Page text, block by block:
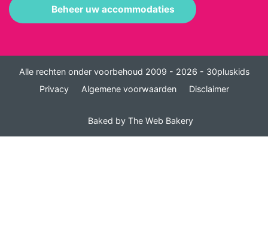
Beheer uw accommodaties
Alle rechten onder voorbehoud 2009 - 2026 - 30pluskids
Privacy
Algemene voorwaarden Disclaimer
Baked by The Web Bakery